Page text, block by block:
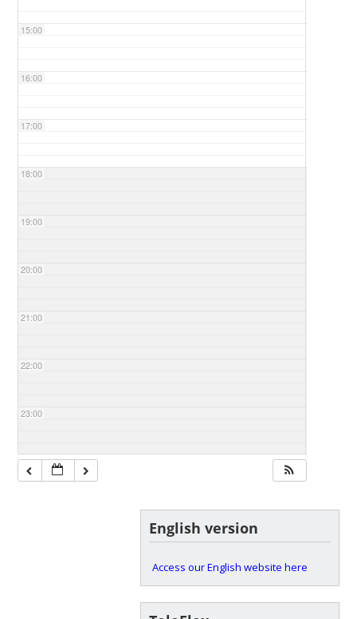
15:00
16:00
17:00
18:00
19:00
20:00
21:00
22:00
23:00
English version
Access our English website here